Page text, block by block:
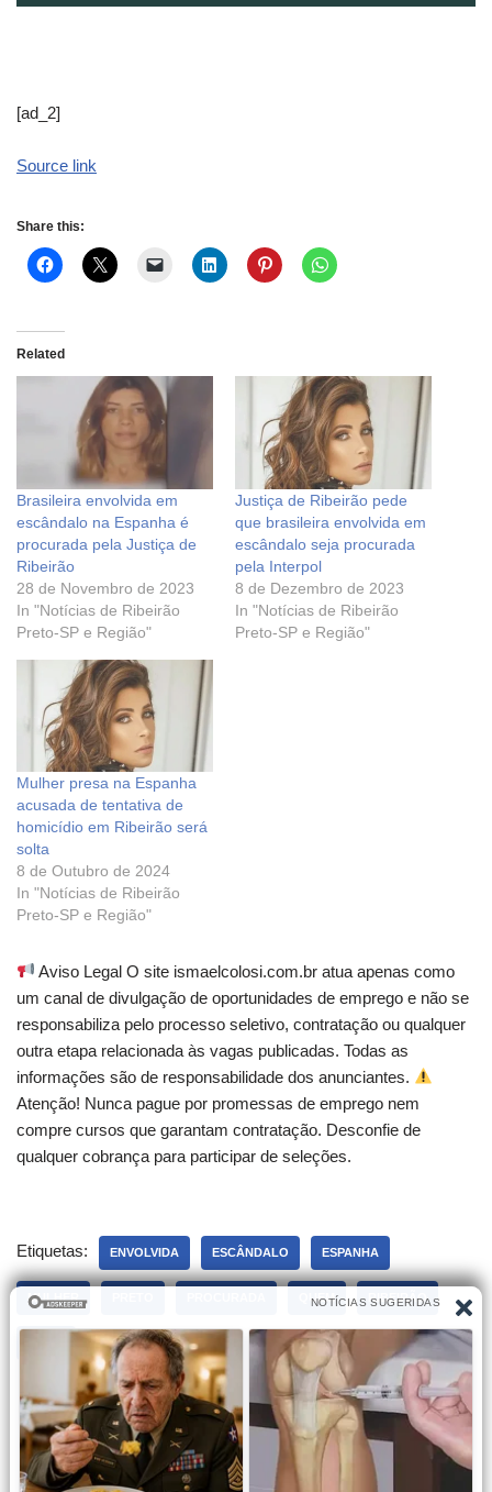
[ad_2]
Source link
Share this:
Related
Brasileira envolvida em
escândalo na Espanha é
procurada pela Justiça de
Ribeirão
28 de Novembro de 2023
In "Notícias de Ribeirão
Preto-SP e Região"
Justiça de Ribeirão pede
que brasileira envolvida em
escândalo seja procurada
pela Interpol
8 de Dezembro de 2023
In "Notícias de Ribeirão
Preto-SP e Região"
Mulher presa na Espanha
acusada de tentativa de
homicídio em Ribeirão será
solta
8 de Outubro de 2024
In "Notícias de Ribeirão
Preto-SP e Região"
Aviso Legal O site ismaelcolosi.com.br atua apenas como
um canal de divulgação de oportunidades de emprego e não se
responsabiliza pelo processo seletivo, contratação ou qualquer
outra etapa relacionada às vagas publicadas. Todas as
informações são de responsabilidade dos anunciantes.
Atenção! Nunca pague por promessas de emprego nem
compre cursos que garantam contratação. Desconfie de
qualquer cobrança para participar de seleções.
Etiquetas: ENVOLVIDA ESCÂNDALO ESPANHA
MULHER QUEM RIBEIRÃO